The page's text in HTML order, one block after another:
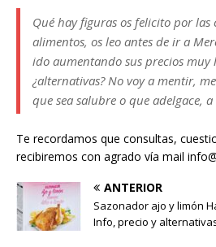
Qué hay figuras os felicito por las
alimentos, os leo antes de ir a
ido aumentando sus precios muy
¿alternativas? No voy a mentir,
que sea salubre o que adelgace,
Te recordamos que consultas,
recibiremos con agrado vía mail
ANTERIOR
Sazonador ajo y limón
Info, precio y